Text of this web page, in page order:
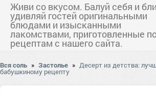
Живи со вкусом. Балуй себя и
удивляй гостей оригинальными
блюдами и изысканными
лакомствами, приготовленные
рецептам с нашего сайта.
Вся соль » Застолье » Десерт из детства:
бабушкиному рецепту